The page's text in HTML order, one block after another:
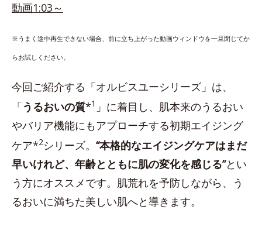
動画1:03～
※うまく途中再生できない場合、前に立ち上がった動画ウィンドウを一旦閉じてか
らお試しください。
今回ご紹介する「オルビスユーシリーズ」は、
「うるおいの質*1 」に着目し、肌本来のうるおい
やバリア機能にもアプローチする初期エイジング
ケア*2シリーズ。 “本格的なエイジングケアはまだ
早いけれど、年齢とともに肌の変化を感じる”とい
う方にオススメです。肌荒れを予防しながら、う
るおいに満ちた美しい肌へと導きます。